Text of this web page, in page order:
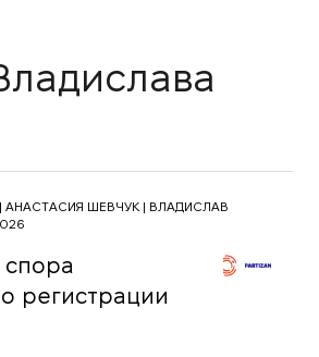
АНАСТАСИЯ ШЕВЧУК | ВЛАДИСЛАВ
регистрации